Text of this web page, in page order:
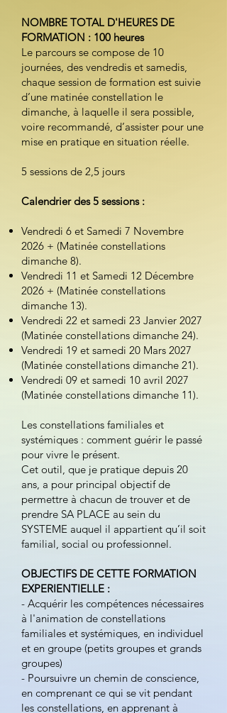
NOMBRE TOTAL D'HEURES DE
FORMATION : 100 heures
Le parcours se compose de 10
journées, des vendredis et samedis,
chaque session de formation est suivie
d’une matinée constellation le
dimanche, à laquelle il sera possible,
voire recommandé, d’assister pour une
mise en pratique en situation réelle.
5 sessions de 2,5 jours
Calendrier des 5 sessions :
Vendredi 6 et Samedi 7 Novembre
2026 + (Matinée constellations
dimanche 8).
Vendredi 11 et Samedi 12 Décembre
2026 + (Matinée constellations
dimanche 13).
Vendredi 22 et samedi 23 Janvier 2027
(Matinée constellations dimanche 24).
Vendredi 19 et samedi 20 Mars 2027
(Matinée constellations dimanche 21).
Vendredi 09 et samedi 10 avril 2027
(Matinée constellations dimanche 11).
Les constellations familiales et
systémiques : comment guérir le passé
pour vivre le présent.
Cet outil, que je pratique depuis 20
ans, a pour principal objectif de
permettre à chacun de trouver et de
prendre SA PLACE au sein du
SYSTEME auquel il appartient qu’il soit
familial, social ou professionnel.
OBJECTIFS DE CETTE FORMATION
EXPERIENTIELLE :
- Acquérir les compétences nécessaires
à l'animation de constellations
familiales et systémiques, en individuel
et en groupe (petits groupes et grands
groupes)
- Poursuivre un chemin de conscience,
en comprenant ce qui se vit pendant
les constellations, en apprenant à